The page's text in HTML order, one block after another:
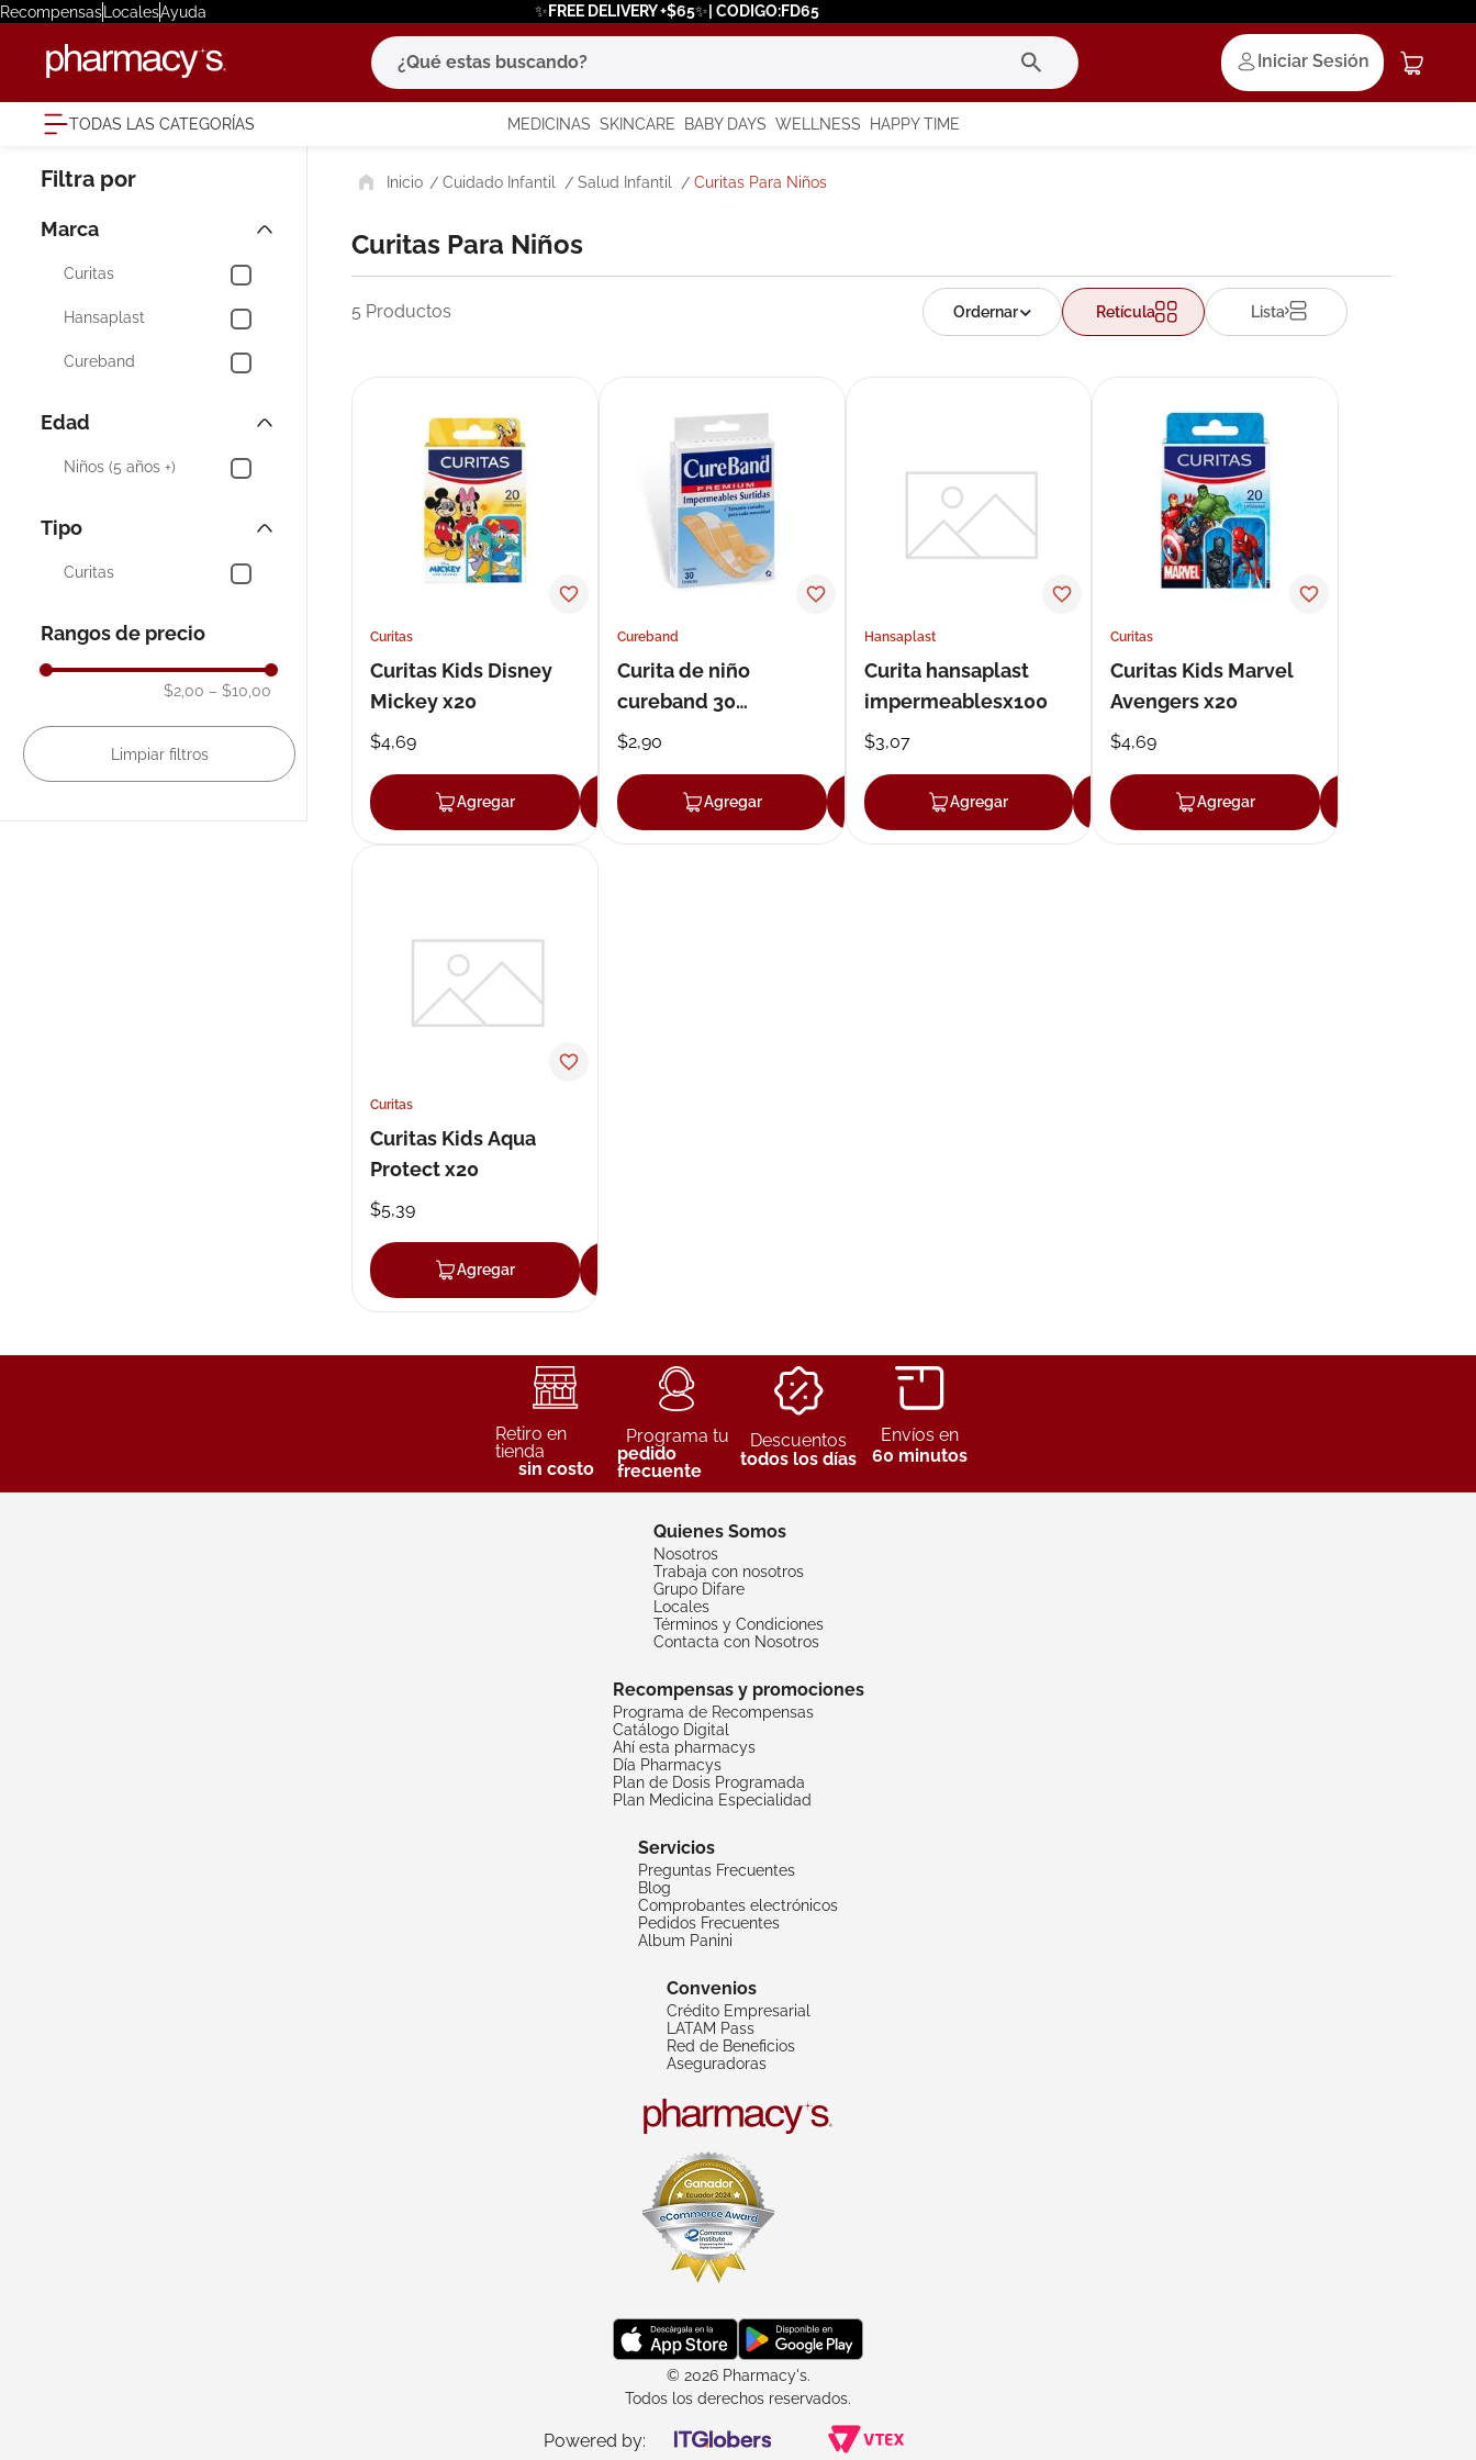
RecompensasLocalesAyuda ✨FREE DELIVERY +$65✨| CODIGO:FD65
¿Qué estas buscando?
Iniciar Sesión
TODAS LAS CATEGORÍAS MEDICINAS SKINCARE BABY DAYS WELLNESS HAPPY TIME
Marca
Curitas
Hansaplast
Cureband
Edad
Niños (5 años +)
Tipo
Curitas
Rangos de precio
$2,00 – $10,00
Cuidado Infantil Salud Infantil Curitas Para Niños
Curitas Para Niños
5 Productos Retícula Lista
Curitas
Curitas Kids Disney
Mickey x20
$4,69
Agregar Agregar
Cureband
Curita de niño
cureband 30
unidades
$2,90
Agregar Agregar
Hansaplast
Curita hansaplast
impermeablesx100
$3,07
Agregar Agregar
Curitas
Curitas Kids Marvel
Avengers x20
$4,69
Agregar
Curitas
Curitas Kids Aqua
Protect x20
$5,39
Agregar
Retiro en
tienda
sin costo
Programa tu
pedido
frecuente
Descuentos
todos los días
Envíos en
60 minutos
Quienes Somos
Nosotros
Trabaja con nosotros
Grupo Difare
Locales
Términos y Condiciones
Contacta con Nosotros
Recompensas y promociones
Programa de Recompensas
Catálogo Digital
Ahí esta pharmacys
Día Pharmacys
Plan de Dosis Programada
Plan Medicina Especialidad
Servicios
Preguntas Frecuentes
Blog
Comprobantes electrónicos
Pedidos Frecuentes
Album Panini
Convenios
Crédito Empresarial
LATAM Pass
Red de Beneficios
Aseguradoras
© 2026 Pharmacy's.
Todos los derechos reservados.
Powered by:
términos más buscados
1. eucerin
. bioderma
6. degraler
megacistin
. roche posay
. isdin
10.neumoflux